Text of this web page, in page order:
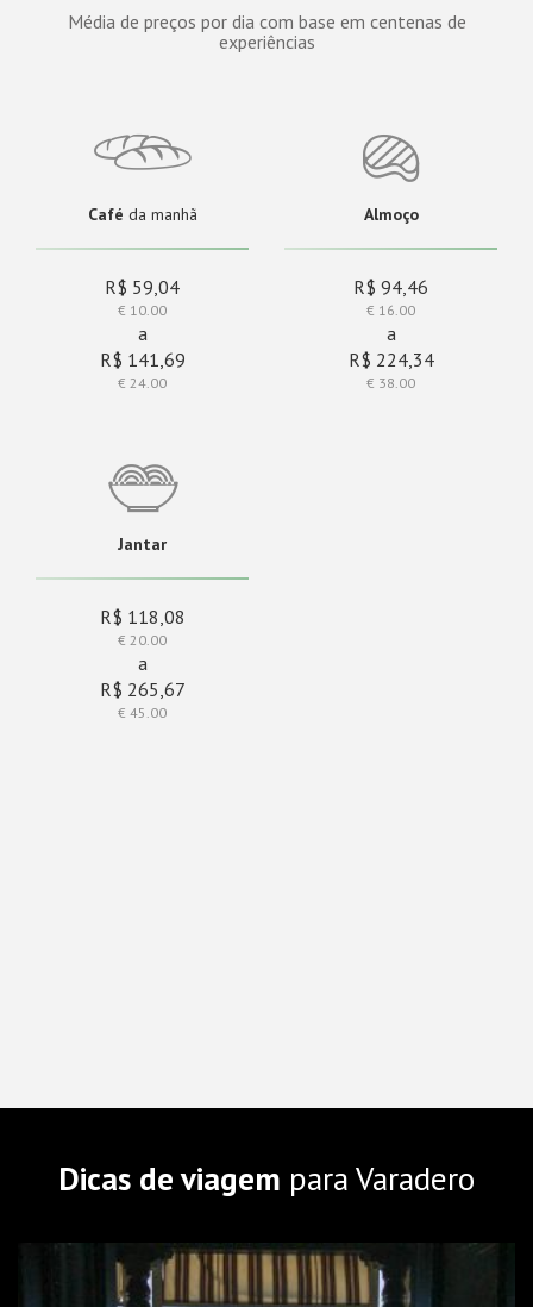
Média de preços por dia com base em centenas de
experiências
Café da manhã
R$ 59,04
€ 10.00
a
R$ 141,69
€ 24.00
Almoço
R$ 94,46
€ 16.00
a
R$ 224,34
€ 38.00
Jantar
R$ 118,08
€ 20.00
a
R$ 265,67
€ 45.00
Dicas de viagem para Varadero